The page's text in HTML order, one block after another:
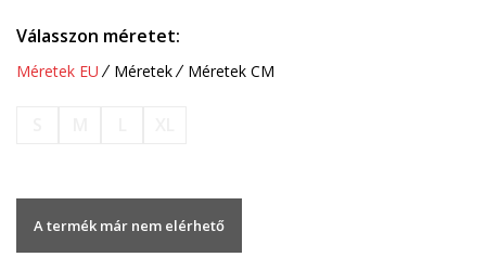
Válasszon méretet:
Méretek EU Méretek Méretek CM
A termék már nem elérhető